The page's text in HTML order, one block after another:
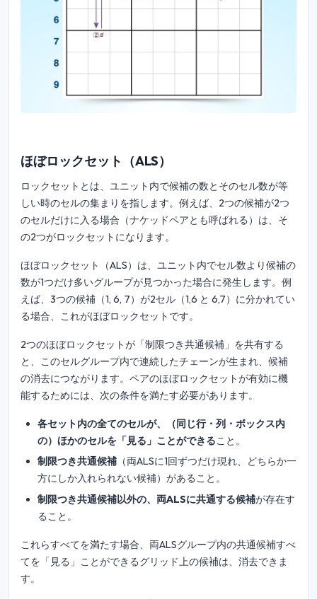
ほぼロックセット（ALS）
ロックセットとは、ユニット内で候補の数とそのセル数が等
しい時のセルの集まりを指します。例えば、2つの候補が2つ
のセルだけに入る場合（ナケッドペアとも呼ばれる）は、そ
の2つがロックセットになります。
ほぼロックセット（ALS）は、ユニット内でセル数より候補の
数が1つだけ多いグループが見つかった場合に発生します。例
えば、3つの候補（1, 6, 7）が2セル（1,6 と 6,7）に分かれてい
る場合、これがほぼロックセットです。
2つのほぼロックセットが「制限つき共通候補」を共有する
と、このセルグループ内で連続したチェーンが生まれ、候補
の消去につながります。ペアのほぼロックセットが有効に機
能するためには、次の条件を満たす必要があります。
各セット内の全てのセルが、（同じ行・列・ボックス内
の）ほかのセルを「見る」ことができること。
制限つき共通候補 （両ALSに1回ずつだけ現れ、どちらか一
方にしか入れられない候補）があること。
制限つき共通候補以外の、両ALSに共通する候補が存在す
ること。
これらすべてを満たす場合、両ALSグループ内の共通候補すべ
てを「見る」ことができるグリッド上の候補は、消去できま
す。